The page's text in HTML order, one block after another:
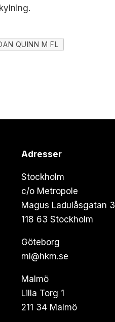
QUINN M FL
Adresser
Stockholm
c/o Metropole
Magus Ladulåsgatan 3
118 63 Stockholm
Göteborg
ml@hkm.se
Malmö
Lilla Torg 1
211 34 Malmö